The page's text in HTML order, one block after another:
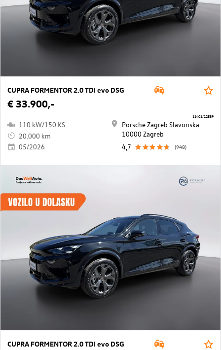
CUPRA FORMENTOR 2.0 TDI evo DSG
€ 33.900,-
110 kW/150 KS
20.000 km
05/2026
Porsche Zagreb Slavonska
10000 Zagreb
4,7
(948)
11401/12539
CUPRA FORMENTOR 2.0 TDI evo DSG